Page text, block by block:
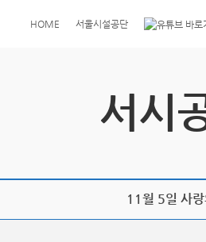
HOME 서울시설공단
서시
11월 5일 사랑